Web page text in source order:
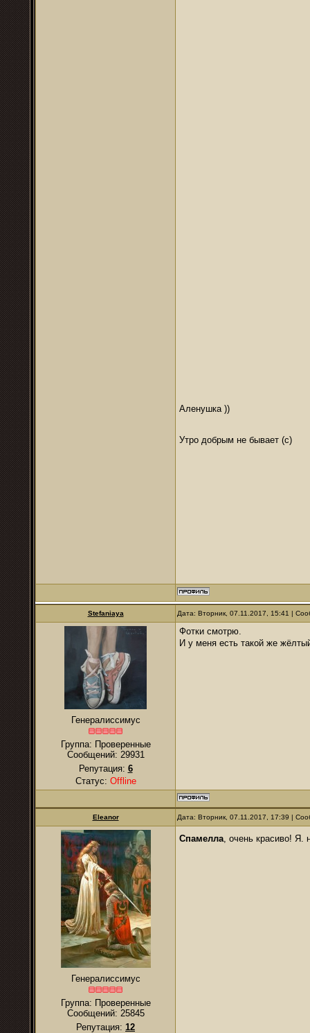
Аленушка ))
Утро добрым не бывает (с)
Stefaniaya Дата: Вторник, 07.11.2017, 15:41 |
Генералиссимус
Группа: Проверенные
Сообщений: 29931
Репутация: 6
Статус: Offline
Фотки смотрю.
И у меня есть такой же
Eleanor Дата: Вторник, 07.11.2017, 17:39 |
Генералиссимус
Группа: Проверенные
Сообщений: 25845
Репутация: 12
Спамелла , очень красиво!